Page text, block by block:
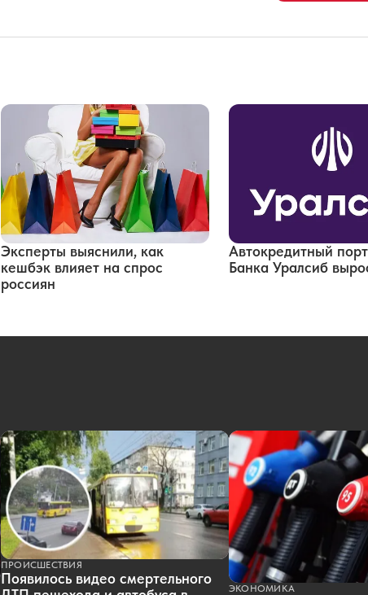
Эксперты выяснили, как
кешбэк влияет на спрос
россиян
Автокредитный
Банка Уралсиб
ПРОИСШЕСТВИЯ
Появилось видео смертельного
ЭКОНОМИКА